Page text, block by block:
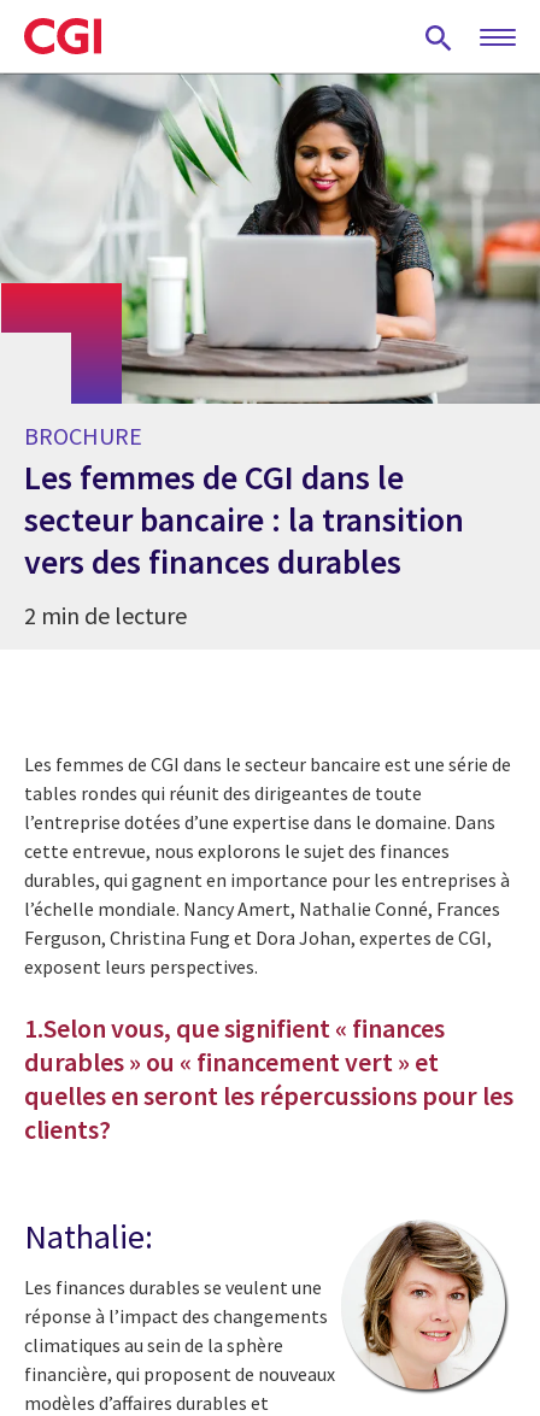
Skip
to
main
content
BROCHURE
Les femmes de CGI dans le
secteur bancaire : la transition
vers des finances durables
2 min de lecture
Les femmes de CGI dans le secteur bancaire est une série de
tables rondes qui réunit des dirigeantes de toute
l’entreprise dotées d’une expertise dans le domaine. Dans
cette entrevue, nous explorons le sujet des finances
durables, qui gagnent en importance pour les entreprises à
l’échelle mondiale. Nancy Amert, Nathalie Conné, Frances
Ferguson, Christina Fung et Dora Johan, expertes de CGI,
exposent leurs perspectives.
1.Selon vous, que signifient « finances
durables » ou « financement vert » et
quelles en seront les répercussions pour les
clients?
Nathalie:
Les finances durables se veulent une
réponse à l’impact des changements
climatiques au sein de la sphère
financière, qui proposent de nouveaux
modèles d’affaires durables et